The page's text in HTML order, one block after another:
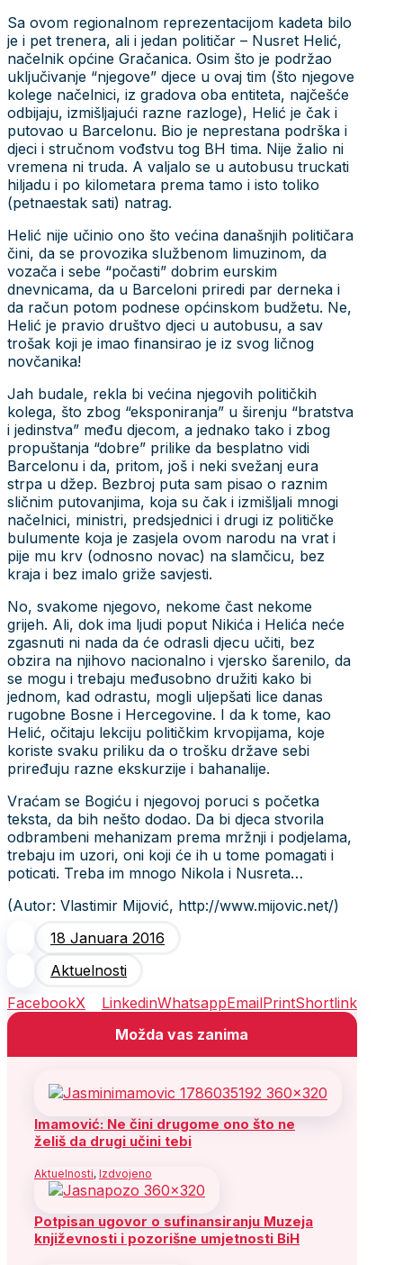
Sa ovom regionalnom reprezentacijom kadeta bilo
je i pet trenera, ali i jedan političar – Nusret Helić,
načelnik općine Gračanica. Osim što je podržao
uključivanje “njegove” djece u ovaj tim (što njegove
kolege načelnici, iz gradova oba entiteta, najčešće
odbijaju, izmišljajući razne razloge), Helić je čak i
putovao u Barcelonu. Bio je neprestana podrška i
djeci i stručnom vođstvu tog BH tima. Nije žalio ni
vremena ni truda. A valjalo se u autobusu truckati
hiljadu i po kilometara prema tamo i isto toliko
(petnaestak sati) natrag.
Helić nije učinio ono što većina današnjih političara
čini, da se provozika službenom limuzinom, da
vozača i sebe “počasti” dobrim eurskim
dnevnicama, da u Barceloni priredi par derneka i
da račun potom podnese općinskom budžetu. Ne,
Helić je pravio društvo djeci u autobusu, a sav
trošak koji je imao finansirao je iz svog ličnog
novčanika!
Jah budale, rekla bi većina njegovih političkih
kolega, što zbog “eksponiranja” u širenju “bratstva
i jedinstva” među djecom, a jednako tako i zbog
propuštanja “dobre” prilike da besplatno vidi
Barcelonu i da, pritom, još i neki svežanj eura
strpa u džep. Bezbroj puta sam pisao o raznim
sličnim putovanjima, koja su čak i izmišljali mnogi
načelnici, ministri, predsjednici i drugi iz političke
bulumente koja je zasjela ovom narodu na vrat i
pije mu krv (odnosno novac) na slamčicu, bez
kraja i bez imalo griže savjesti.
No, svakome njegovo, nekome čast nekome
grijeh. Ali, dok ima ljudi poput Nikića i Helića neće
zgasnuti ni nada da će odrasli djecu učiti, bez
obzira na njihovo nacionalno i vjersko šarenilo, da
se mogu i trebaju međusobno družiti kako bi
jednom, kad odrastu, mogli uljepšati lice danas
rugobne Bosne i Hercegovine. I da k tome, kao
Helić, očitaju lekciju političkim krvopijama, koje
koriste svaku priliku da o trošku države sebi
priređuju razne ekskurzije i bahanalije.
Vraćam se Bogiću i njegovoj poruci s početka
teksta, da bih nešto dodao. Da bi djeca stvorila
odbrambeni mehanizam prema mržnji i podjelama,
trebaju im uzori, oni koji će ih u tome pomagati i
poticati. Treba im mnogo Nikola i Nusreta…
(Autor: Vlastimir Mijović, http://www.mijovic.net/)
18 Januara 2016
Aktuelnosti
FacebookX LinkedinWhatsappEmailPrintShortlink
Možda vas zanima
Imamović: Ne čini drugome ono što ne
želiš da drugi učini tebi
Aktuelnosti, Izdvojeno
Potpisan ugovor o sufinansiranju Muzeja
književnosti i pozorišne umjetnosti BiH